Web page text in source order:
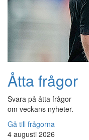
Åtta frågor
Svara på åtta frågor
om veckans nyheter.
Gå till frågorna
4 augusti 2026